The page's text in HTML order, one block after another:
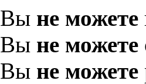
Вы не можете
Вы не можете
Вы не можете